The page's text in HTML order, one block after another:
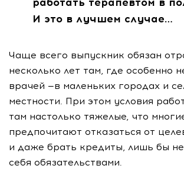
И это в лучшем случае…
Чаще всего выпускник обязан
несколько лет там, где особенно
врачей —в маленьких городах и
местности. При этом условия
там настолько тяжелые, что
предпочитают отказаться от
и даже брать кредиты, лишь бы
себя обязательствами.